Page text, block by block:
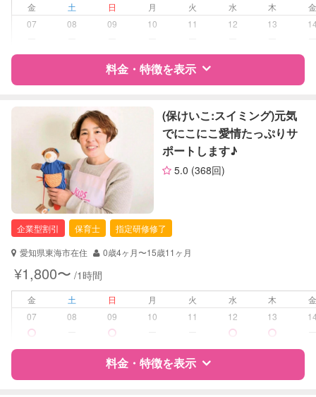
金 土 日 月 火 水 木
07
08 09 10 11 12 13
料金・特徴を表示
特徴 料金 レビュー
サポートの特徴
資格
保育士
対応可能/特徴
送迎サポート
お泊まり保育
病児対応 病児、病後児、ともに可能
認定あり
(保けいこ:スイミング)元気
でにこにこ愛情たっぷりサ
ポートします♪
5.0 (368回)
企業型割引 保育士
指定研修修了
愛知県東海市在住
0歳4ヶ月〜15歳11ヶ月
¥1,800〜 /1時間
金 土 日 月 火 水 木
07
08 09 10 11 12 13
料金・特徴を表示